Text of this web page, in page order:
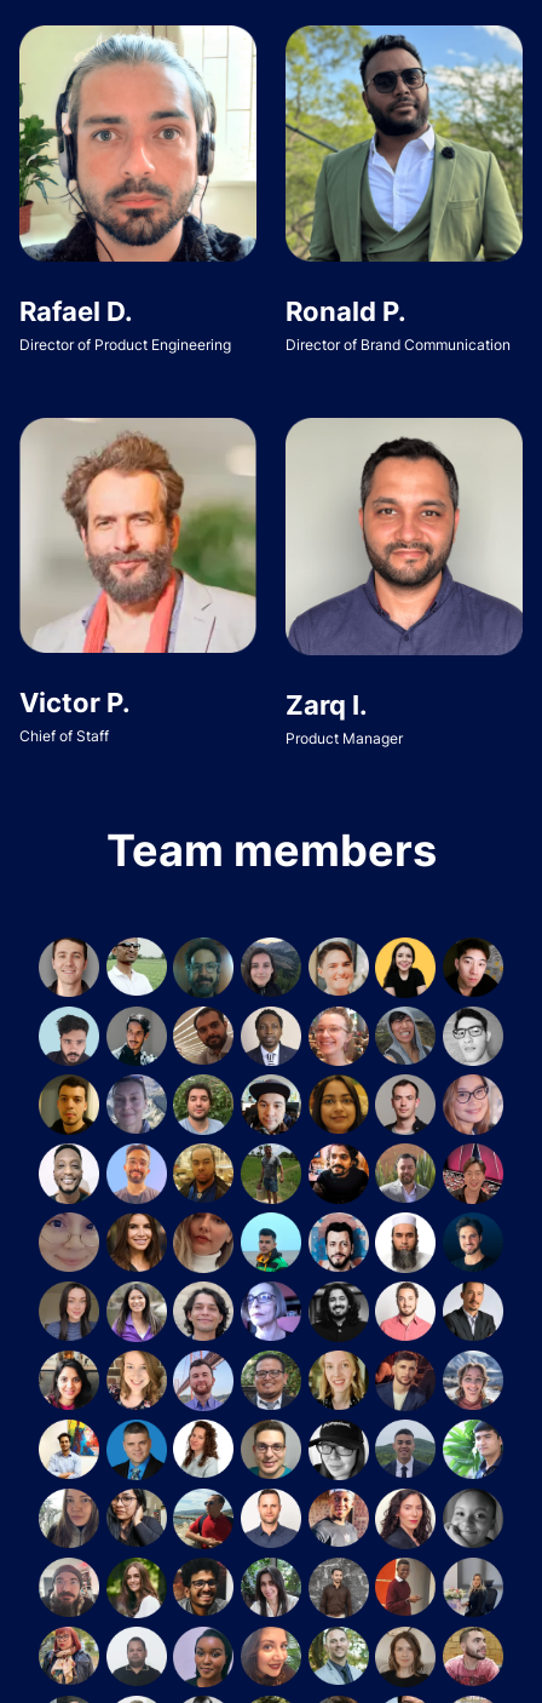
Rafael D.
Director of Product Engineering
Ronald P.
Director of Brand Communication
Victor P.
Chief of Staff
Zarq I.
Product Manager
Team members